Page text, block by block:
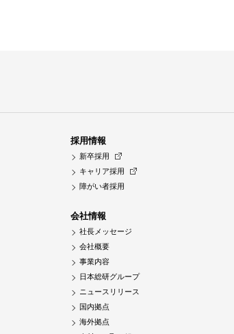
採用情報
新卒採用
キャリア採用
障がい者採用
会社情報
社長メッセージ
会社概要
事業内容
日本総研グループ
ニュースリリース
国内拠点
海外拠点